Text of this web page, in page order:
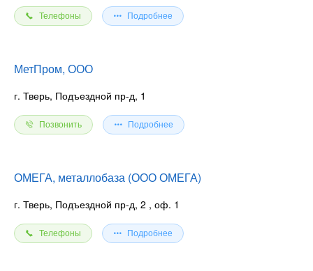
Телефоны Подробнее
МетПром, ООО
г. Тверь, Подъездной пр-д, 1
Позвонить Подробнее
ОМЕГА, металлобаза (ООО ОМЕГА)
г. Тверь, Подъездной пр-д, 2 , оф. 1
Телефоны Подробнее